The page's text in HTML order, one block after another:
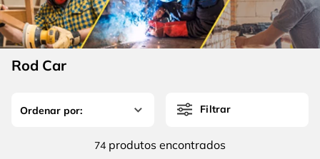
Rod Car
Filtrar
74 produtos
6º fio
7º serra copo
8º disco corte
luva
4 º escada
5º serra circular
º fio
disco corte